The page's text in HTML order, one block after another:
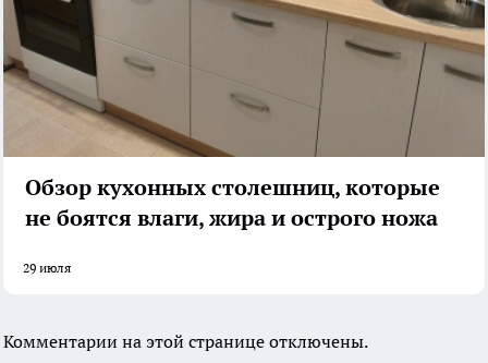
Обзор кухонных столешниц, которые
не боятся влаги, жира и острого ножа
29 июля
Комментарии на этой странице отключены.